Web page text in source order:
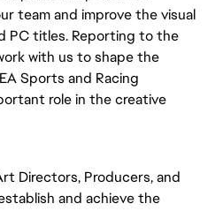
team and improve the visual
PC titles. Reporting to the
with us to shape the
Sports and Racing
role in the creative
Directors, Producers, and
and achieve the